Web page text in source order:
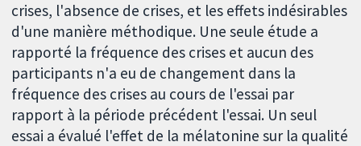
crises, l'absence de crises, et les effets indésirables
d'une manière méthodique. Une seule étude a
rapporté la fréquence des crises et aucun des
participants n'a eu de changement dans la
fréquence des crises au cours de l'essai par
rapport à la période précédent l'essai. Un seul
essai a évalué l'effet de la mélatonine sur la qualité